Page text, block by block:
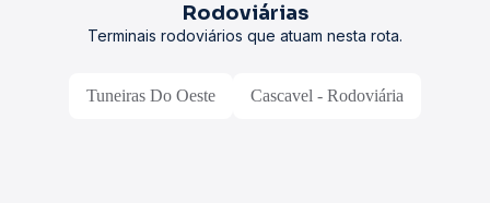
Rodoviárias
Terminais rodoviários que atuam nesta rota.
Tuneiras Do Oeste Cascavel - Rodoviária